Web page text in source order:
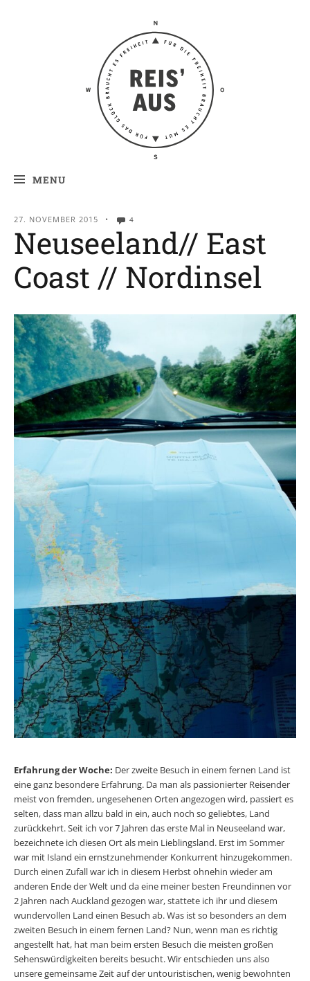
Reis' aus –
Reiseblog
MENU
27. NOVEMBER 2015 • 4
Neuseeland// East
Coast // Nordinsel
Erfahrung der Woche: Der zweite Besuch in einem fernen Land ist
eine ganz besondere Erfahrung. Da man als passionierter Reisender
meist von fremden, ungesehenen Orten angezogen wird, passiert es
selten, dass man allzu bald in ein, auch noch so geliebtes, Land
zurückkehrt. Seit ich vor 7 Jahren das erste Mal in Neuseeland war,
bezeichnete ich diesen Ort als mein Lieblingsland. Erst im Sommer
war mit Island ein ernstzunehmender Konkurrent hinzugekommen.
Durch einen Zufall war ich in diesem Herbst ohnehin wieder am
anderen Ende der Welt und da eine meiner besten Freundinnen vor
2 Jahren nach Auckland gezogen war, stattete ich ihr und diesem
wundervollen Land einen Besuch ab. Was ist so besonders an dem
zweiten Besuch in einem fernen Land? Nun, wenn man es richtig
angestellt hat, hat man beim ersten Besuch die meisten großen
Sehenswürdigkeiten bereits besucht. Wir entschieden uns also
unsere gemeinsame Zeit auf der untouristischen, wenig bewohnten